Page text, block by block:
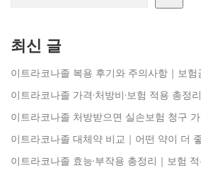
최신 글
이트라코나졸 복용 후기와 주의사항｜보
이트라코나졸 가격·처방비·보험 적용 총정리
이트라코나졸 처방받으면 실손보험 청구
이트라코나졸 대체약 비교｜어떤 약이 더
이트라코나졸 효능·부작용 총정리｜보험